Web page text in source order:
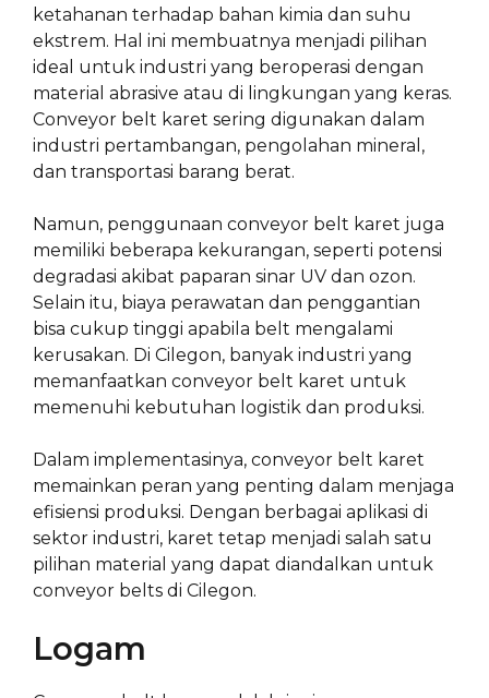
ketahanan terhadap bahan kimia dan suhu
ekstrem. Hal ini membuatnya menjadi pilihan
ideal untuk industri yang beroperasi dengan
material abrasive atau di lingkungan yang keras.
Conveyor belt karet sering digunakan dalam
industri pertambangan, pengolahan mineral,
dan transportasi barang berat.
Namun, penggunaan conveyor belt karet juga
memiliki beberapa kekurangan, seperti potensi
degradasi akibat paparan sinar UV dan ozon.
Selain itu, biaya perawatan dan penggantian
bisa cukup tinggi apabila belt mengalami
kerusakan. Di Cilegon, banyak industri yang
memanfaatkan conveyor belt karet untuk
memenuhi kebutuhan logistik dan produksi.
Dalam implementasinya, conveyor belt karet
memainkan peran yang penting dalam menjaga
efisiensi produksi. Dengan berbagai aplikasi di
sektor industri, karet tetap menjadi salah satu
pilihan material yang dapat diandalkan untuk
conveyor belts di Cilegon.
Logam